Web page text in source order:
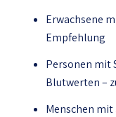
Erwachsene
Empfehlung
Personen mit
Blutwerten –
Menschen